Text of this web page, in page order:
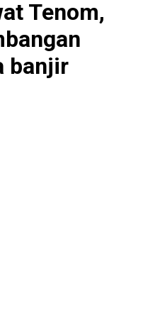
Tenom,
banjir